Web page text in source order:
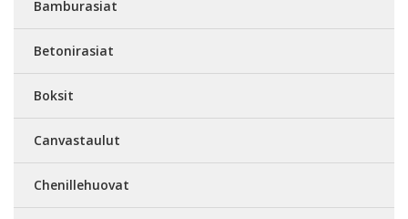
Bamburasiat
Betonirasiat
Boksit
Canvastaulut
Chenillehuovat